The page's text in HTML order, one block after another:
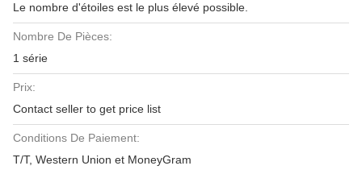
Le nombre d'étoiles est le plus élevé possible.
Nombre De Pièces:
1 série
Prix:
Contact seller to get price list
Conditions De Paiement:
T/T, Western Union et MoneyGram